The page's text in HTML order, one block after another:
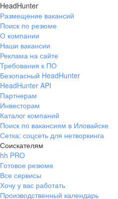
HeadHunter
Размещение вакансий
Поиск по резюме
О компании
Наши вакансии
Реклама на сайте
Требования к ПО
Безопасный HeadHunter
HeadHunter API
Партнерам
Инвесторам
Каталог компаний
Поиск по вакансиям в Иловайске
Сетка: соцсеть для нетворкинга
Соискателям
hh PRO
Готовое резюме
Все сервисы
Хочу у вас работать
Производственный календарь